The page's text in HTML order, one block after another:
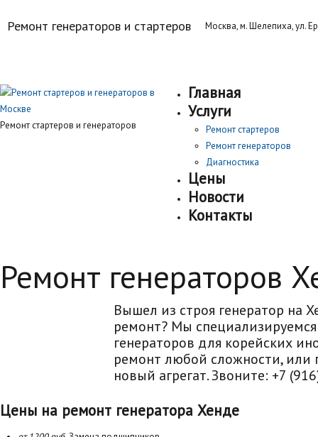
Ремонт генераторов и стартеров Москва, м. Шелепиха, ул.
Ремонт стартеров и генераторов
Главная
Услуги
Ремонт стартеров
Ремонт генераторов
Диагностика
Цены
Новости
Контакты
Ремонт генераторов
Вышел из строя генератор на
ремонт? Мы
генераторов для корейских
ремонт любой сложности, или
новый агрегат. Звоните: +7
Цены на ремонт генератора Хенде